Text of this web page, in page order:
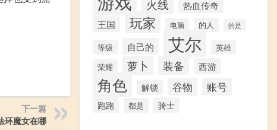
下一篇
环魔女在哪
火线 热血传奇
王国 玩家 电脑 的人 的是
等级 自己的 艾尔 英雄
荣耀 萝卜 装备 西游
角色 解锁 谷物 账号
跑跑 都是 骑士